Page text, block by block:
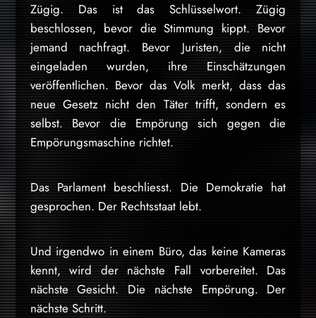
Zügig. Das ist das Schlüsselwort. Zügig
beschlossen, bevor die Stimmung kippt. Bevor
jemand nachfragt. Bevor Juristen, die nicht
eingeladen wurden, ihre Einschätzungen
veröffentlichen. Bevor das Volk merkt, dass das
neue Gesetz nicht den Täter trifft, sondern es
selbst. Bevor die Empörung sich gegen die
Empörungsmaschine richtet.
Das Parlament beschliesst. Die Demokratie hat
gesprochen. Der Rechtsstaat lebt.
Und irgendwo in einem Büro, das keine Kameras
kennt, wird der nächste Fall vorbereitet. Das
nächste Gesicht. Die nächste Empörung. Der
nächste Schritt.